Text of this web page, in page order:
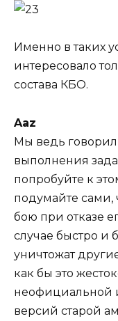
Именно в таких
интересовало
состава КБО.
Aaz
Мы ведь
выполнения
попробуйте к
подумайте сами,
бою при отказе
случае быстро и
уничтожат
как бы это
неофициальной
версий старой